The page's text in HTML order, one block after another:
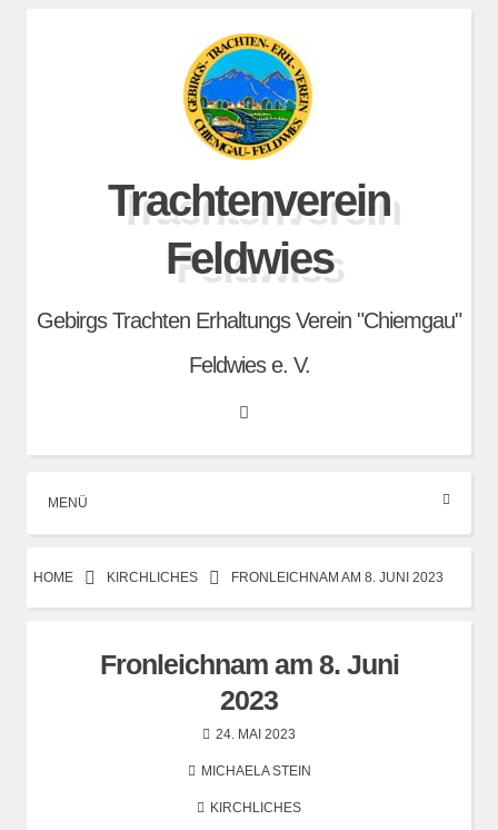
Trachtenverein
Feldwies
Gebirgs Trachten Erhaltungs Verein "Chiemgau"
Feldwies e. V.
Search
MENÜ
HOME KIRCHLICHES FRONLEICHNAM AM 8. JUNI 2023
Fronleichnam am 8. Juni
2023
24. MAI 2023
MICHAELA STEIN
KIRCHLICHES